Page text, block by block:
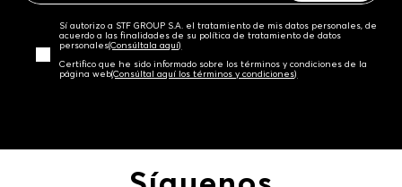
Sí autorizo a STF GROUP S.A. el tratamiento de mis datos personales, de
acuerdo a las finalidades de su política de tratamiento de datos
personales‎(Consúltala aquí)
Certifico que he sido informado sobre los términos y condiciones de la
página web‎(Consúltal aquí los términos y condiciones)